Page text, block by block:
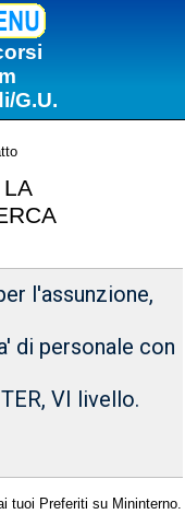
G.U.
l'assunzione,
di personale con
VI livello.
tuoi Preferiti su Mininterno.